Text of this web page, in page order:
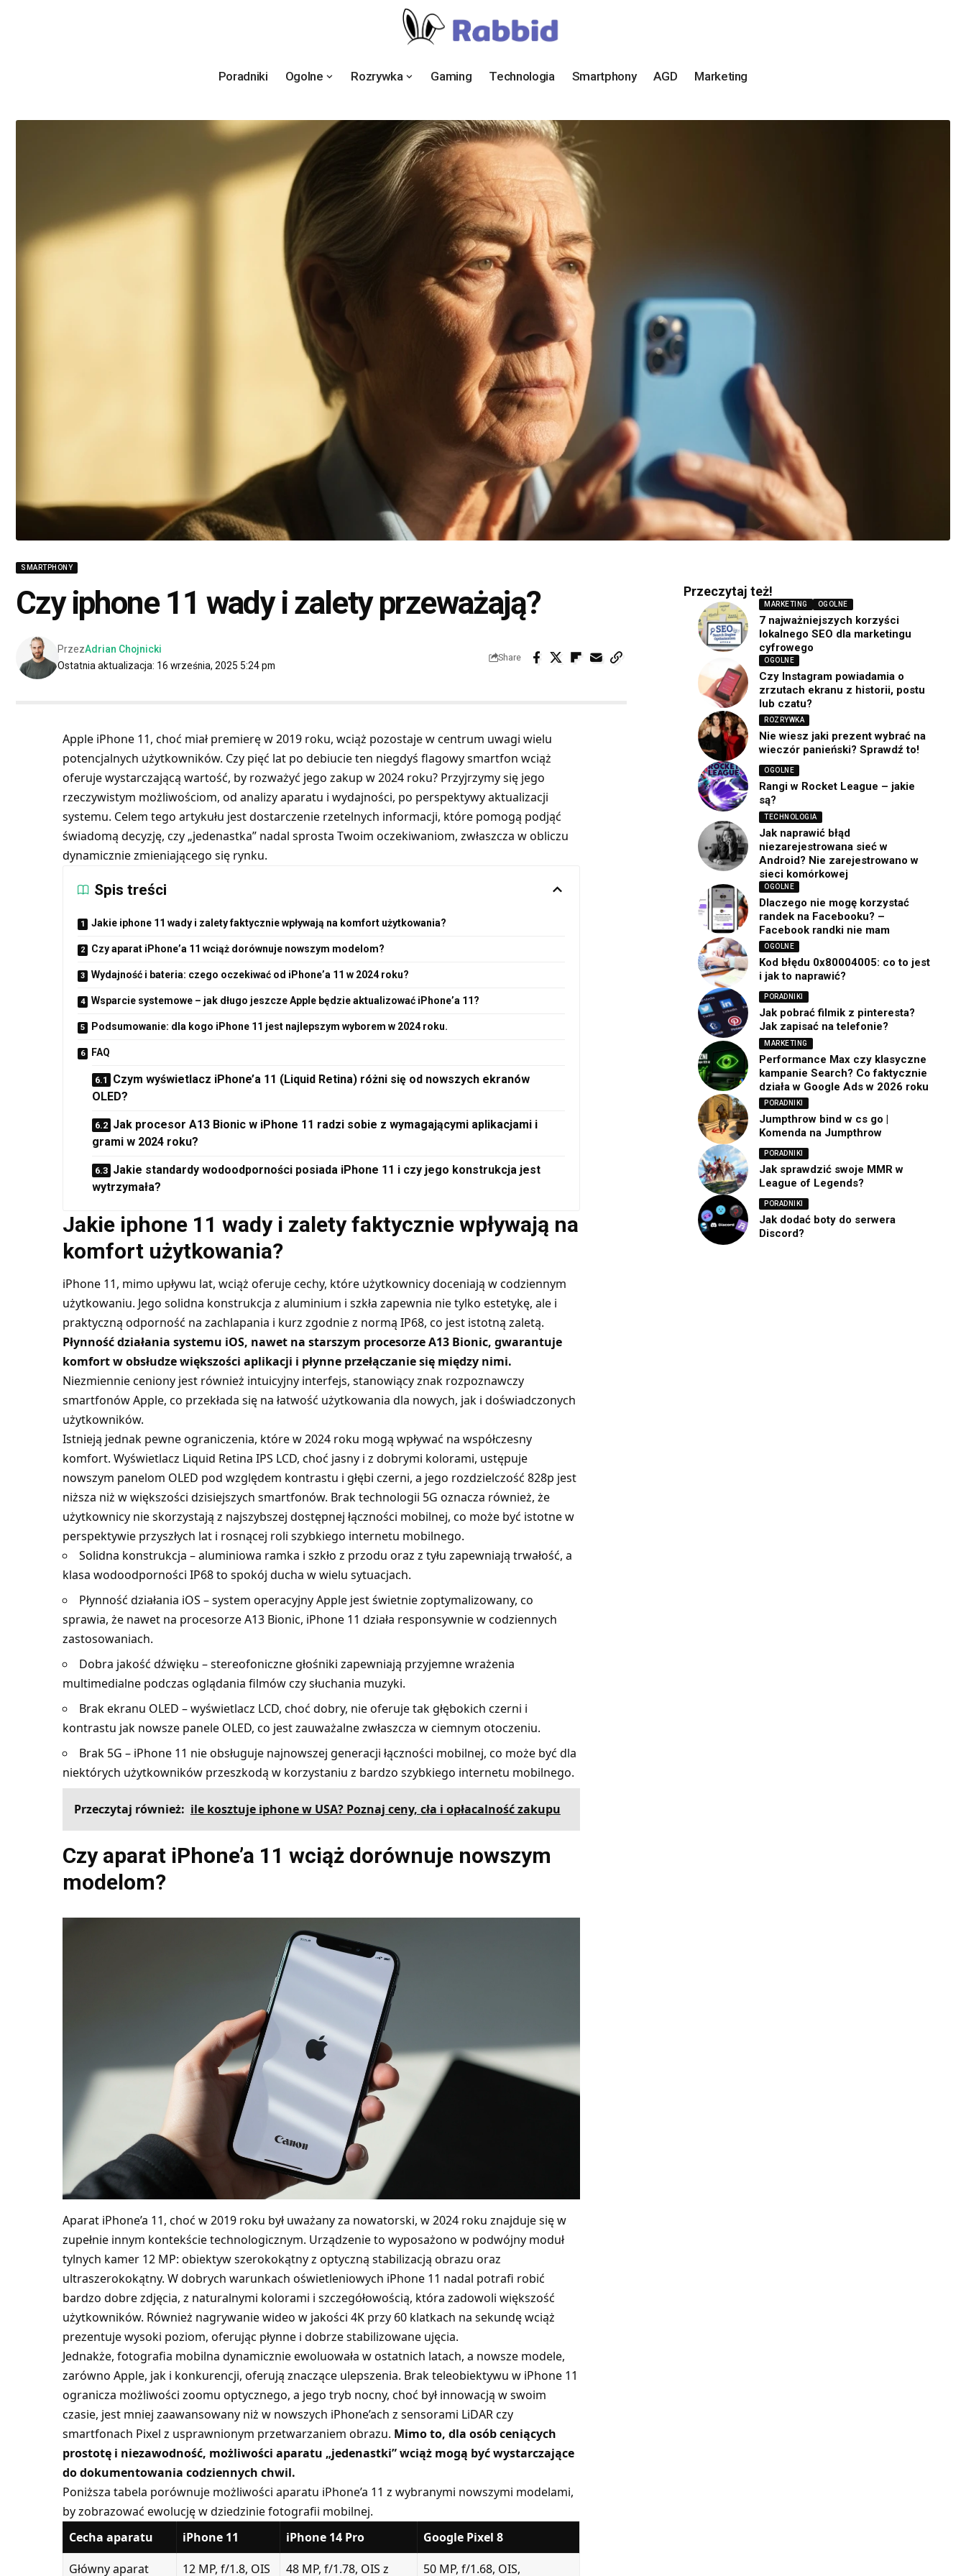
Poradniki Ogolne Rozrywka Gaming Technologia Smartphony AGD Marketing
SMARTPHONY
Czy iphone 11 wady i zalety przeważają?
Ostatnia aktualizacja: 16 września, 2025 5:24 pm
PrzezAdrian Chojnicki
Share
Apple iPhone 11, choć miał premierę w 2019 roku, wciąż pozostaje w centrum uwagi wielu
potencjalnych użytkowników. Czy pięć lat po debiucie ten niegdyś flagowy smartfon wciąż
oferuje wystarczającą wartość, by rozważyć jego zakup w 2024 roku? Przyjrzymy się jego
rzeczywistym możliwościom, od analizy aparatu i wydajności, po perspektywy aktualizacji
systemu. Celem tego artykułu jest dostarczenie rzetelnych informacji, które pomogą podjąć
świadomą decyzję, czy „jedenastka” nadal sprosta Twoim oczekiwaniom, zwłaszcza w obliczu
dynamicznie zmieniającego się rynku.
Spis treści
Jakie iphone 11 wady i zalety faktycznie wpływają na komfort użytkowania?
Czy aparat iPhone’a 11 wciąż dorównuje nowszym modelom?
Wydajność i bateria: czego oczekiwać od iPhone’a 11 w 2024 roku?
Wsparcie systemowe – jak długo jeszcze Apple będzie aktualizować iPhone’a 11?
Podsumowanie: dla kogo iPhone 11 jest najlepszym wyborem w 2024 roku.
FAQ
Czym wyświetlacz iPhone’a 11 (Liquid Retina) różni się od nowszych ekranów
OLED?
Jak procesor A13 Bionic w iPhone 11 radzi sobie z wymagającymi aplikacjami i
grami w 2024 roku?
Jakie standardy wodoodporności posiada iPhone 11 i czy jego konstrukcja jest
wytrzymała?
Jakie iphone 11 wady i zalety faktycznie wpływają na
komfort użytkowania?
iPhone 11, mimo upływu lat, wciąż oferuje cechy, które użytkownicy doceniają w codziennym
użytkowaniu. Jego solidna konstrukcja z aluminium i szkła zapewnia nie tylko estetykę, ale i
praktyczną odporność na zachlapania i kurz zgodnie z normą IP68, co jest istotną zaletą.
Płynność działania systemu iOS, nawet na starszym procesorze A13 Bionic, gwarantuje
komfort w obsłudze większości aplikacji i płynne przełączanie się między nimi.
Niezmiennie ceniony jest również intuicyjny interfejs, stanowiący znak rozpoznawczy
smartfonów Apple, co przekłada się na łatwość użytkowania dla nowych, jak i doświadczonych
użytkowników.
Istnieją jednak pewne ograniczenia, które w 2024 roku mogą wpływać na współczesny
komfort. Wyświetlacz Liquid Retina IPS LCD, choć jasny i z dobrymi kolorami, ustępuje
nowszym panelom OLED pod względem kontrastu i głębi czerni, a jego rozdzielczość 828p jest
niższa niż w większości dzisiejszych smartfonów. Brak technologii 5G oznacza również, że
użytkownicy nie skorzystają z najszybszej dostępnej łączności mobilnej, co może być istotne w
perspektywie przyszłych lat i rosnącej roli szybkiego internetu mobilnego.
Solidna konstrukcja – aluminiowa ramka i szkło z przodu oraz z tyłu zapewniają trwałość, a
klasa wodoodporności IP68 to spokój ducha w wielu sytuacjach.
Płynność działania iOS – system operacyjny Apple jest świetnie zoptymalizowany, co
sprawia, że nawet na procesorze A13 Bionic, iPhone 11 działa responsywnie w codziennych
zastosowaniach.
Dobra jakość dźwięku – stereofoniczne głośniki zapewniają przyjemne wrażenia
multimedialne podczas oglądania filmów czy słuchania muzyki.
Brak ekranu OLED – wyświetlacz LCD, choć dobry, nie oferuje tak głębokich czerni i
kontrastu jak nowsze panele OLED, co jest zauważalne zwłaszcza w ciemnym otoczeniu.
Brak 5G – iPhone 11 nie obsługuje najnowszej generacji łączności mobilnej, co może być dla
niektórych użytkowników przeszkodą w korzystaniu z bardzo szybkiego internetu mobilnego.
Przeczytaj również: ile kosztuje iphone w USA? Poznaj ceny, cła i opłacalność zakupu
Czy aparat iPhone’a 11 wciąż dorównuje nowszym
modelom?
Aparat iPhone’a 11, choć w 2019 roku był uważany za nowatorski, w 2024 roku znajduje się w
zupełnie innym kontekście technologicznym. Urządzenie to wyposażono w podwójny moduł
tylnych kamer 12 MP: obiektyw szerokokątny z optyczną stabilizacją obrazu oraz
ultraszerokokątny. W dobrych warunkach oświetleniowych iPhone 11 nadal potrafi robić
bardzo dobre zdjęcia, z naturalnymi kolorami i szczegółowością, która zadowoli większość
użytkowników. Również nagrywanie wideo w jakości 4K przy 60 klatkach na sekundę wciąż
prezentuje wysoki poziom, oferując płynne i dobrze stabilizowane ujęcia.
Jednakże, fotografia mobilna dynamicznie ewoluowała w ostatnich latach, a nowsze modele,
zarówno Apple, jak i konkurencji, oferują znaczące ulepszenia. Brak teleobiektywu w iPhone 11
ogranicza możliwości zoomu optycznego, a jego tryb nocny, choć był innowacją w swoim
czasie, jest mniej zaawansowany niż w nowszych iPhone’ach z sensorami LiDAR czy
smartfonach Pixel z usprawnionym przetwarzaniem obrazu. Mimo to, dla osób ceniących
prostotę i niezawodność, możliwości aparatu „jedenastki” wciąż mogą być wystarczające
do dokumentowania codziennych chwil.
Poniższa tabela porównuje możliwości aparatu iPhone’a 11 z wybranymi nowszymi modelami,
by zobrazować ewolucję w dziedzinie fotografii mobilnej.
Cecha aparatu
iPhone 11 iPhone 14 Pro
Google Pixel 8
Główny aparat
12 MP, f/1.8, OIS 48 MP, f/1.78, OIS z 50 MP, f/1.68, OIS,
Przeczytaj też!
MARKETING OGOLNE
7 najważniejszych korzyści
lokalnego SEO dla marketingu
cyfrowego
OGOLNE
Czy Instagram powiadamia o
zrzutach ekranu z historii, postu
lub czatu?
ROZRYWKA
Nie wiesz jaki prezent wybrać na
wieczór panieński? Sprawdź to!
OGOLNE
Rangi w Rocket League – jakie
są?
TECHNOLOGIA
Jak naprawić błąd
niezarejestrowana sieć w
Android? Nie zarejestrowano w
sieci komórkowej
OGOLNE
Dlaczego nie mogę korzystać
randek na Facebooku? –
Facebook randki nie mam
OGOLNE
Kod błędu 0x80004005: co to jest
i jak to naprawić?
PORADNIKI
Jak pobrać filmik z pinteresta?
Jak zapisać na telefonie?
MARKETING
Performance Max czy klasyczne
kampanie Search? Co faktycznie
działa w Google Ads w 2026 roku
PORADNIKI
Jumpthrow bind w cs go |
Komenda na Jumpthrow
PORADNIKI
Jak sprawdzić swoje MMR w
League of Legends?
PORADNIKI
Jak dodać boty do serwera
Discord?